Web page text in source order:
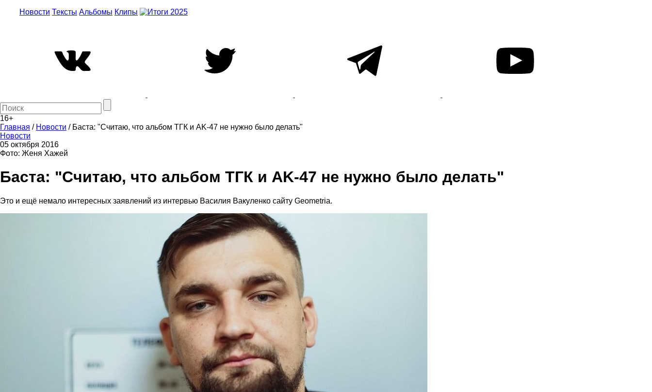
Новости Тексты Альбомы Клипы
16+
Главная / Новости / Баста: "Считаю, что альбом ТГК и AK-47 не нужно было делать"
Новости
05 октября 2016
Фото: Женя Хажей
Баста: "Считаю, что альбом ТГК и AK-47 не нужно было делать"
Это и ещё немало интересных заявлений из интервью Василия Вакуленко сайту Geometria.